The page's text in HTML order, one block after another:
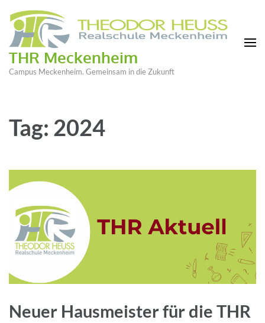
THR Meckenheim
Campus Meckenheim. Gemeinsam in die Zukunft
Tag: 2024
Neuer Hausmeister für die THR